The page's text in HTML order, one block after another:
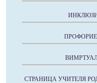
СТРАНИЦА УЧИТЕЛЯ